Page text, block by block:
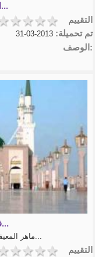
الشيخ فهد الكندري س...
التقييم
تم تحميلة: 2013-03-31
الوصف:
فهد الكندري - سورة ل...
التقييم